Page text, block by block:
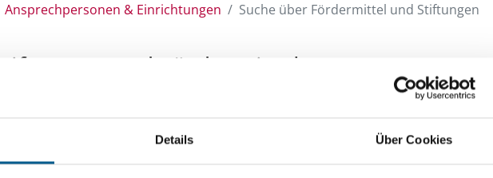
Details Über Cookies
Ansprechpersonen & Einrichtungen Suche über Fördermittel und Stiftungen
und Fördermittel
für ein Projekt oder ein Vorhaben? Hier können Sie direkt über
und Stiftungsdatenbank recherchieren. Bei der Suche bitte die Groß- und